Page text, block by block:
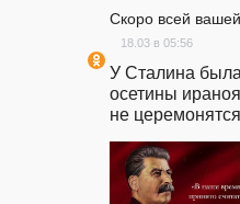
Скоро всей
18.03 в 05:56
У Сталина была
осетины
не